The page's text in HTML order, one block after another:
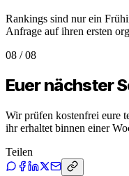
Rankings sind nur ein
Anfrage auf ihren ersten
08 /08
Euer nächster
Wir prüfen kostenfrei eure
ihr erhaltet binnen einer
Teilen